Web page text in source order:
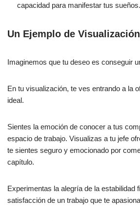
capacidad para manifestar tus sueños.
Un Ejemplo de
Imaginemos que tu deseo es conseguir
En tu visualización, te ves entrando a la
ideal.
Sientes la emoción de conocer a tus
espacio de trabajo. Visualizas a tu jefe
te sientes seguro y emocionado por
capítulo.
Experimentas la alegría de la estabilidad
satisfacción de un trabajo que te